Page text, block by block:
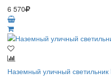
6 570
Наземный уличный